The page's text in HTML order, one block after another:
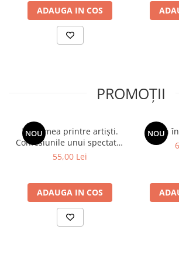
ADAUGA IN COS
PROMOȚII
NOU
Viața mea printre artiști.
Confesiunile unui spectator
fidel
55,00 Lei
ADAUGA IN COS
NOU
Spion